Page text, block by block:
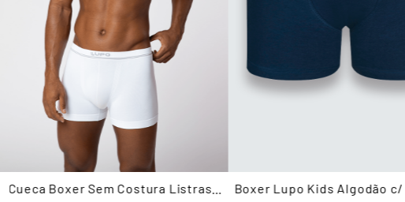
Cueca Boxer Sem Costura Listras
Boxer Lupo Kids Algodão